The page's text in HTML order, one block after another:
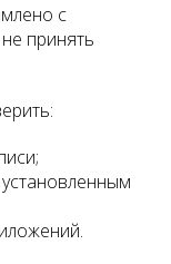
с
принять